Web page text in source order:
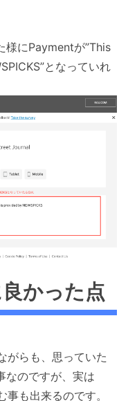
様にPaymentが”This
となっていれ
かった点
がらも、思っていた
なのですが、実は
も出来るのです。